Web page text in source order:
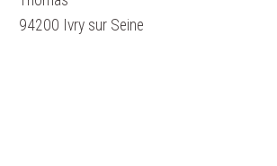
94200 Ivry sur Seine